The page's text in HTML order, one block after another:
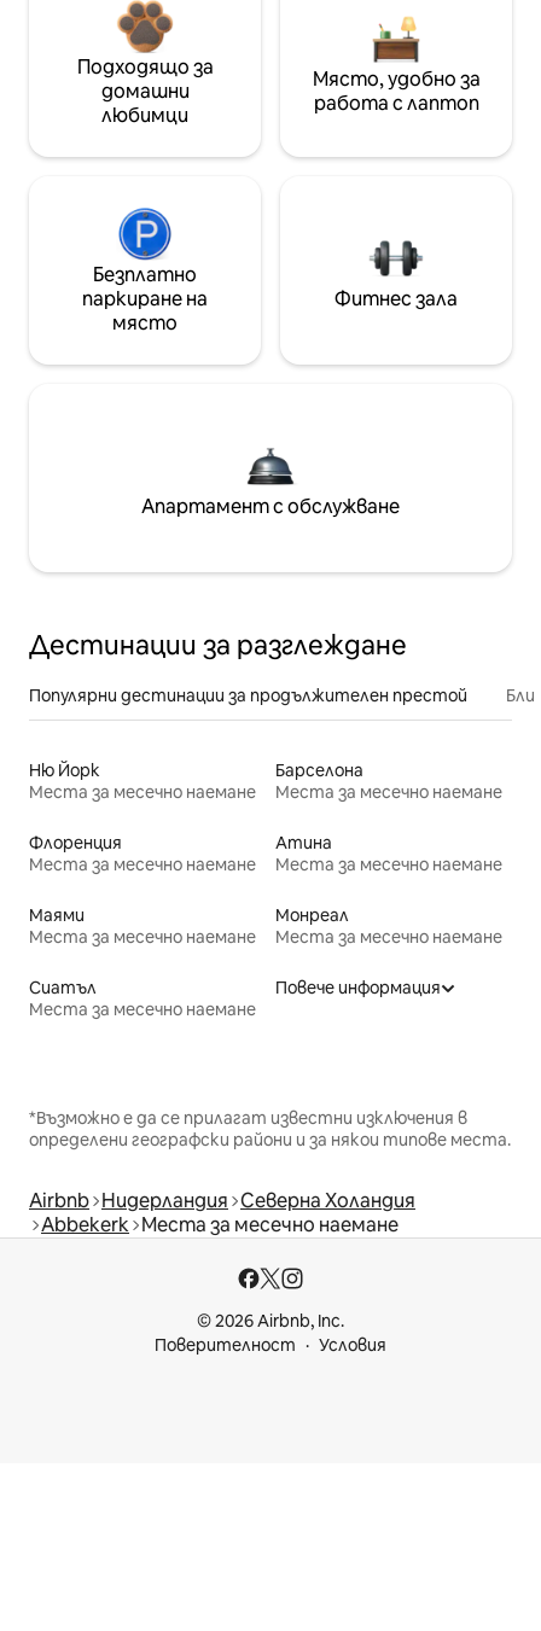
Подходящо за
домашни
любимци
Място, удобно за
работа с лаптоп
Безплатно
паркиране на
място
Фитнес зала
Апартамент с обслужване
Дестинации за разглеждане
Популярни дестинации за продължителен престой
Ню Йорк
Места за месечно наемане
Барселона
Места за месечно наемане
Флоренция
Места за месечно наемане
Атина
Места за месечно наемане
Маями
Места за месечно наемане
Монреал
Места за месечно наемане
Сиатъл
Места за месечно наемане
Повече информация
*Възможно е да се прилагат известни изключения в
определени географски райони и за някои типове места.
Airbnb Нидерландия Северна Холандия
Abbekerk Места за месечно наемане
© 2026 Airbnb, Inc.
Поверителност
Условия